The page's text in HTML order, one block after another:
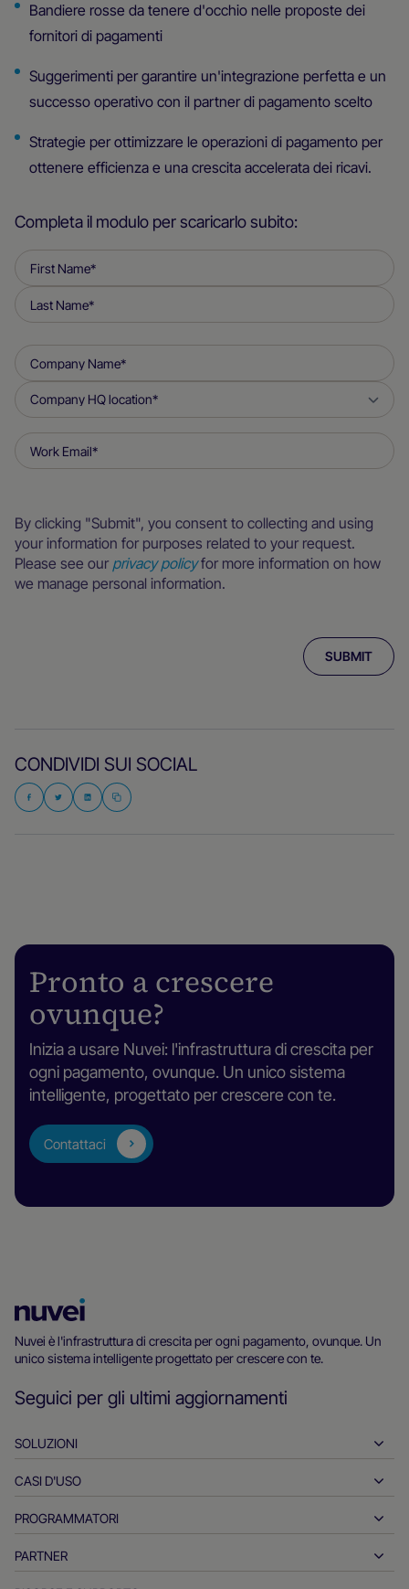
Bandiere rosse da tenere d'occhio nelle proposte dei
fornitori di pagamenti
Suggerimenti per garantire un'integrazione perfetta e un
successo operativo con il partner di pagamento scelto
Strategie per ottimizzare le operazioni di pagamento per
ottenere efficienza e una crescita accelerata dei ricavi.
Completa il modulo per scaricarlo subito:
By clicking "Submit", you consent to collecting and using
your information for purposes related to your request.
Please see our privacy policyfor more information on how
we manage personal information.
CONDIVIDI SUI SOCIAL
Pronto a crescere
ovunque?
Inizia a usare Nuvei: l'infrastruttura di crescita per
ogni pagamento, ovunque. Un unico sistema
intelligente, progettato per crescere con te.
Contattaci
di
Nuvei
Nuvei è l'infrastruttura di crescita per ogni pagamento, ovunque. Un
unico sistema intelligente progettato per crescere con te.
Seguici per gli ultimi aggiornamenti
SOLUZIONI
Pagamenti in entrata
Pagamenti in uscita
CASI D'USO
Ospitalità
Automotive
PROGRAMMATORI
Strumenti per programmatori
PARTNER